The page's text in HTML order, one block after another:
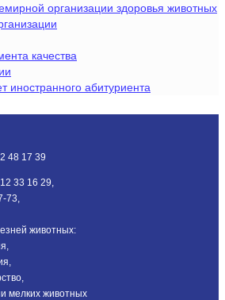
организации здоровья животных
качества
иностранного абитуриента
48 17 39
33 16 29,
73,
животных:
мелких животных